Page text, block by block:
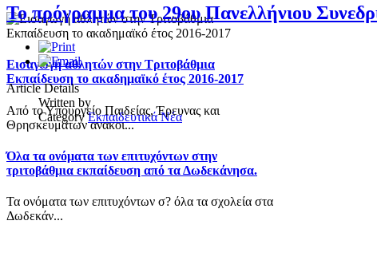
Εισαγωγή αθλητών στην Τριτοβάθμια
Εκπαίδευση το ακαδημαϊκό έτος 2016-2017
Από το Υπουργείο Παιδείας, Έρευνας και
Θρησκευμάτων ανακοι...
Όλα τα ονόματα των επιτυχόντων στην
τριτοβάθμια εκπαίδευση από τα Δωδεκάνησα.
Τα ονόματα των επιτυχόντων σ? όλα τα σχολεία στα
Δωδεκάν...
Το πρόγραμμα του 29ου Πανελλήνιου
Article Details
Written by
CategoryΕκπαιδευτικά Νέα